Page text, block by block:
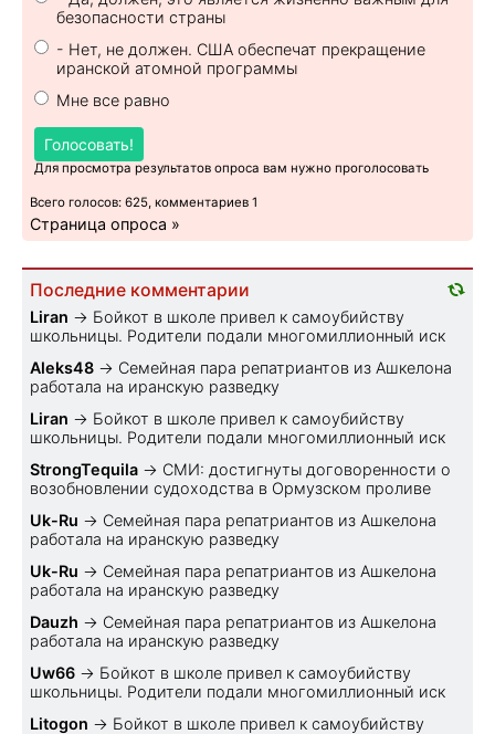
безопасности страны
- Нет, не должен. США обеспечат прекращение
иранской атомной программы
Мне все равно
Голосовать!
Для просмотра результатов опроса вам нужно проголосовать
Всего голосов: 625, комментариев 1
Страница опроса »
Последние комментарии
Liran → Бойкот в школе привел к самоубийству
школьницы. Родители подали многомиллионный иск
Aleks48 → Семейная пара репатриантов из Ашкелона
работала на иранскую разведку
Liran → Бойкот в школе привел к самоубийству
школьницы. Родители подали многомиллионный иск
StrongTequila → СМИ: достигнуты договоренности о
возобновлении судоходства в Ормузском проливе
Uk-Ru → Семейная пара репатриантов из Ашкелона
работала на иранскую разведку
Uk-Ru → Семейная пара репатриантов из Ашкелона
работала на иранскую разведку
Dauzh → Семейная пара репатриантов из Ашкелона
работала на иранскую разведку
Uw66 → Бойкот в школе привел к самоубийству
школьницы. Родители подали многомиллионный иск
Litogon → Бойкот в школе привел к самоубийству